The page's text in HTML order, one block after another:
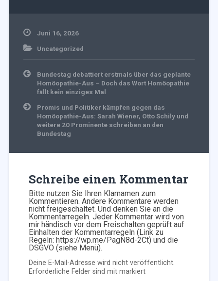
Juni 16, 2026
Uncategorized
Beitragsnavigation
Bundestag debattiert erstmals über das geplante
Homöopathie-Aus – Doch das Wort Homöopathie
fällt kein einziges Mal
Promis und Politiker kämpfen gegen das
Homöopathie-Aus: Sarah Wiener, Otto Schily und
weitere 20 Prominente schreiben an den
Bundestag
Schreibe einen Kommentar
Bitte nutzen Sie Ihren Klarnamen zum
Kommentieren. Andere Kommentare werden
nicht freigeschaltet. Und denken Sie an die
Kommentarregeln. Jeder Kommentar wird von
mir händisch vor dem Freischalten geprüft auf
Einhalten der Kommentarregeln (Link zu
Regeln: https://wp.me/PagN8d-2Ct) und die
DSGVO (siehe Menü).
Deine E-Mail-Adresse wird nicht veröffentlicht.
Erforderliche Felder sind mitmarkiert